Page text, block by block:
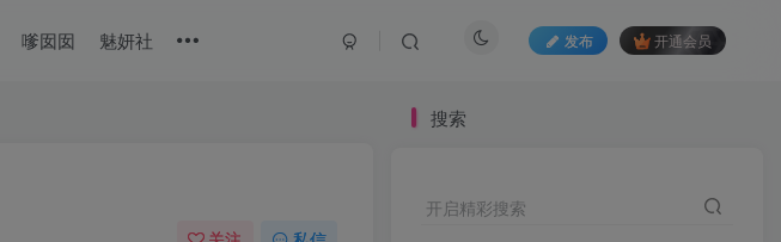
嗲囡囡 魅妍社 发布 开通会员
搜索
开启精彩搜索